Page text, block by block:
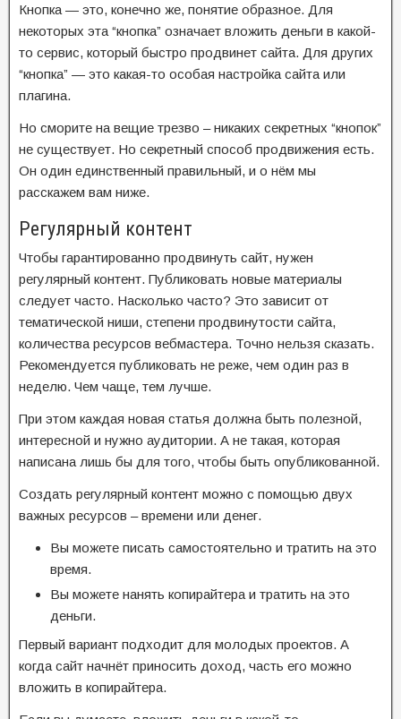
Кнопка — это, конечно же, понятие образное. Для
некоторых эта “кнопка” означает вложить деньги в какой-
то сервис, который быстро продвинет сайта. Для других
“кнопка” — это какая-то особая настройка сайта или
плагина.
Но сморите на вещие трезво – никаких секретных “кнопок”
не существует. Но секретный способ продвижения есть.
Он один единственный правильный, и о нём мы
расскажем вам ниже.
Регулярный контент
Чтобы гарантированно продвинуть сайт, нужен
регулярный контент. Публиковать новые материалы
следует часто. Насколько часто? Это зависит от
тематической ниши, степени продвинутости сайта,
количества ресурсов вебмастера. Точно нельзя сказать.
Рекомендуется публиковать не реже, чем один раз в
неделю. Чем чаще, тем лучше.
При этом каждая новая статья должна быть полезной,
интересной и нужно аудитории. А не такая, которая
написана лишь бы для того, чтобы быть опубликованной.
Создать регулярный контент можно с помощью двух
важных ресурсов – времени или денег.
Вы можете писать самостоятельно и тратить на это
время.
Вы можете нанять копирайтера и тратить на это
деньги.
Первый вариант подходит для молодых проектов. А
когда сайт начнёт приносить доход, часть его можно
вложить в копирайтера.